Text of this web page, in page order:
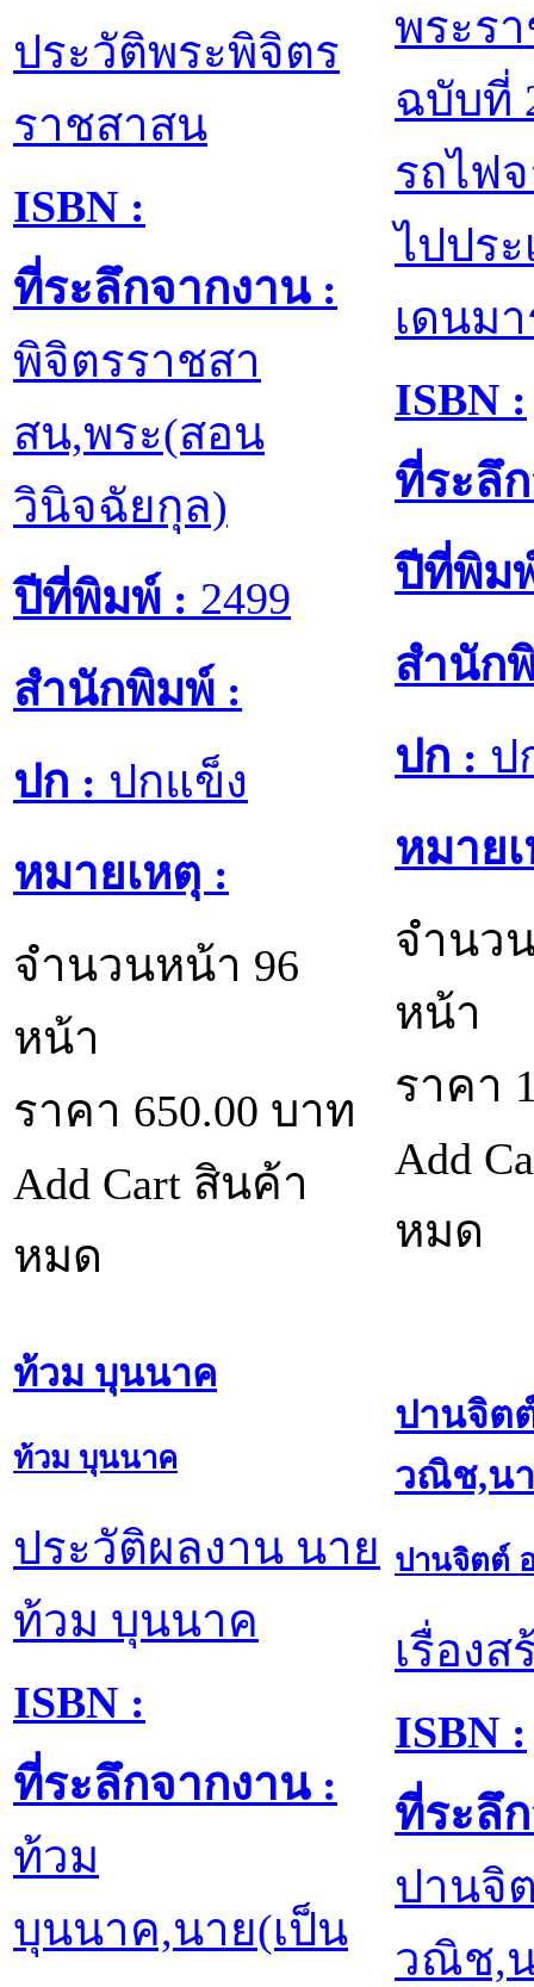
ประวัติพระพิจิตร
ราชสาสน
ISBN :
ที่ระลึกจากงาน :
พิจิตรราชสา
สน,พระ(สอน
วินิจฉัยกุล)
ปีที่พิมพ์ : 2499
สำนักพิมพ์ :
ปก : ปกแข็ง
หมายเหตุ :
จำนวนหน้า 96
หน้า
ราคา 650.00 บาท
Add Cart สินค้า
หมด
พระร
ฉบับที่
รถไฟ
ไปประ
เดนม
ISBN :
ที่ระลึ
ปีที่พิม
สำนัก
ปก : ป
หมาย
จำนว
หน้า
ราคา
Add
หมด
ท้วม บุนนาค
ท้วม บุนนาค
ประวัติผลงาน นาย
ท้วม บุนนาค
ISBN :
ที่ระลึกจากงาน :
ท้วม
บุนนาค,นาย(เป็น
ปานจิต
วณิช,น
ปานจิตต์
เรื่องส
ISBN :
ที่ระลึ
ปานจิ
วณิช,